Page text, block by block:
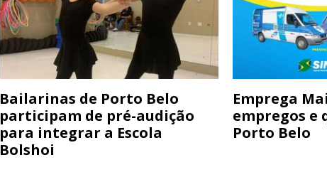
Bailarinas de Porto Belo
participam de pré-audição
para integrar a Escola
Bolshoi
Emprega
empregos e
Porto Belo